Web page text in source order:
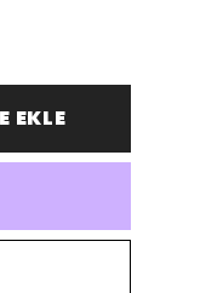
EKLE